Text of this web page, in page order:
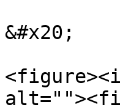
&#x20;